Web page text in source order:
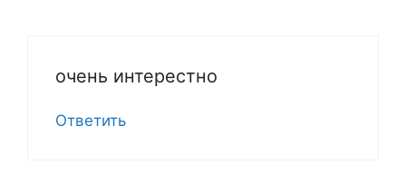
очень интерестно
Ответить